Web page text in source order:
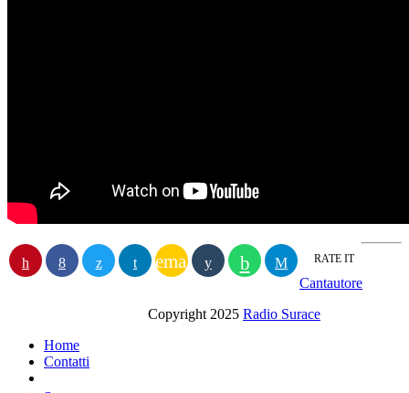
email RATE IT
Cantautore
Copyright 2025 Radio Surace
Home
Contatti